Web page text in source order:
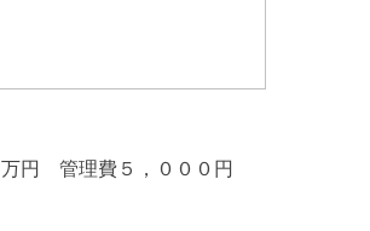
万円 管理費５，０００円